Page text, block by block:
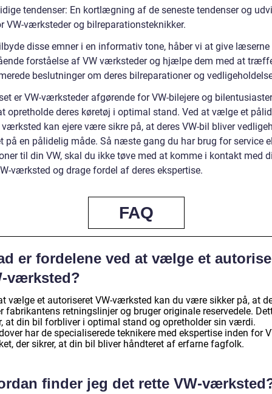
tendenser: En kortlægning af de seneste tendenser og
VW-værksteder og bilreparationsteknikker.
disse emner i en informativ tone, håber vi at give læserne
forståelse af VW værksteder og hjælpe dem med at
beslutninger om deres bilreparationer og
er VW-værksteder afgørende for VW-bilejere og
opretholde deres køretøj i optimal stand. Ved at vælge et
kan ejere være sikre på, at deres VW-bil bliver
på en pålidelig måde. Så næste gang du har brug for service
til din VW, skal du ikke tøve med at komme i kontakt med
værksted og drage fordel af deres ekspertise.
FAQ
er fordelene ved at vælge et
værksted?
vælge et autoriseret VW-værksted kan du være sikker på, at
fabrikantens retningslinjer og bruger originale reservedele.
at din bil forbliver i optimal stand og opretholder sin værdi.
har de specialiserede teknikere med ekspertise inden for
der sikrer, at din bil bliver håndteret af erfarne fagfolk.
finder jeg det rette VW-